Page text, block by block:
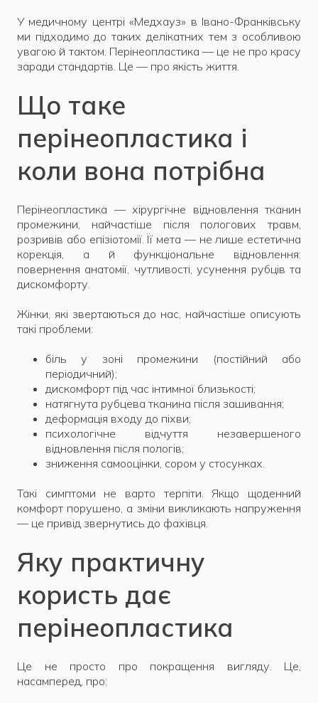
У медичному центрі «Медхауз» в Івано-Франківську
ми підходимо до таких делікатних тем з особливою
увагою й тактом. Перінеопластика — це не про красу
заради стандартів. Це — про якість життя.
Що таке
перінеопластика і
коли вона потрібна
Перінеопластика — хірургічне відновлення тканин
промежини, найчастіше після пологових травм,
розривів або епізіотомії. Її мета — не лише естетична
корекція, а й функціональне відновлення:
повернення анатомії, чутливості, усунення рубців та
дискомфорту.
Жінки, які звертаються до нас, найчастіше описують
такі проблеми:
біль у зоні промежини (постійний або
періодичний);
дискомфорт під час інтимної близькості;
натягнута рубцева тканина після зашивання;
деформація входу до піхви;
психологічне відчуття незавершеного
відновлення після пологів;
зниження самооцінки, сором у стосунках.
Такі симптоми не варто терпіти. Якщо щоденний
комфорт порушено, а зміни викликають напруження
— це привід звернутись до фахівця.
Яку практичну
користь дає
перінеопластика
Це не просто про покращення вигляду. Це,
насамперед, про: